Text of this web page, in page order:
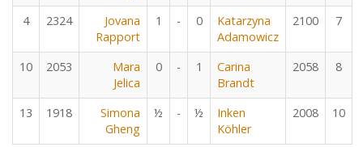
4 2324
Jovana
Rapport
1 - 0
Katarzyna
Adamowicz
2100 7
10 2053
Mara
Jelica
0 - 1
Carina
Brandt
2058 8
13 1918
Simona
Gheng
½ - ½
Inken
Köhler
2008 10